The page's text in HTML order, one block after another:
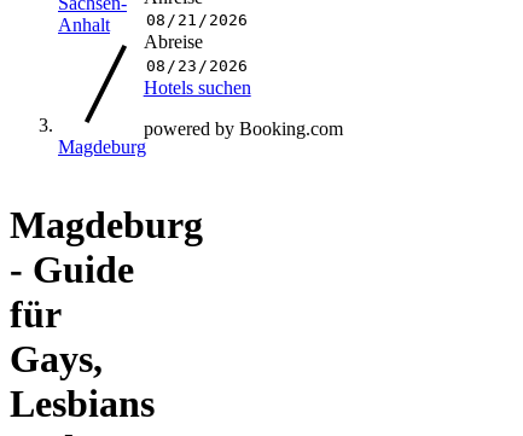
Anhalt
Magdeburg
Magdeburg
- Guide
für
Gays,
Lesbians
Abreise
Hotels suchen
powered by Booking.com